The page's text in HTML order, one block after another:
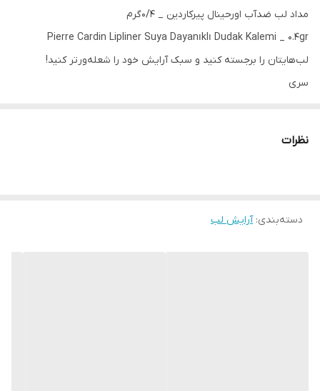
مداد لب ضدآب اورحینال پیرکاردین _ ۰/۴گرم
Pierre Cardin Lipliner Suya Dayanıklı Dudak Kalemi _ 0.4gr
لب‌هایتان را برجسته کنید و سبک آرایش خود را شعله‌ورتر کنید!
سری
خود خواهد کرد.
استفاده از آن روی تمام لب‌هایتان، استفاده راحت را تضمین می‌کند.
نظرات
دسته‌بندی:آرایش لب